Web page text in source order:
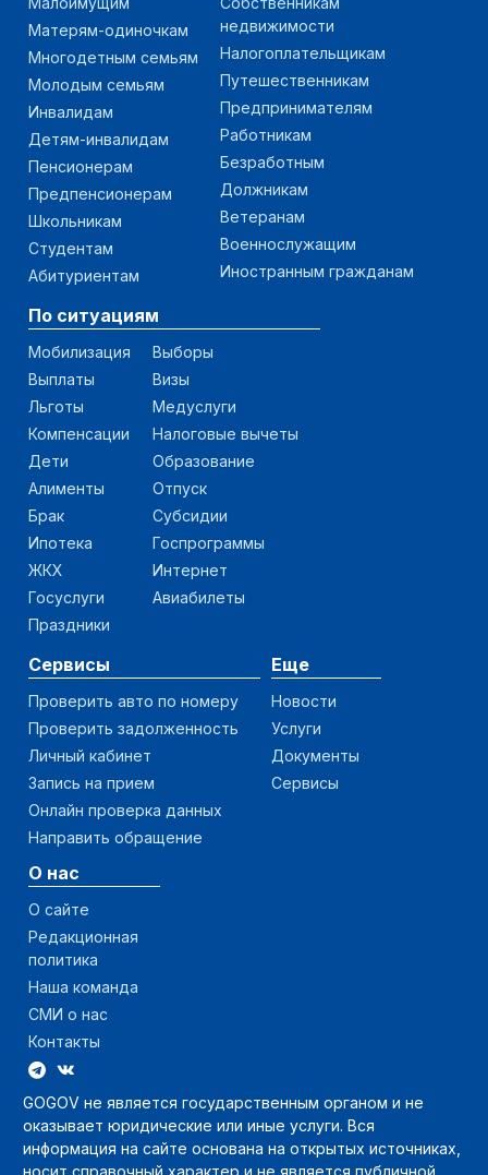
Матерям-одиночкам
Многодетным семьям
Молодым семьям
Инвалидам
Детям-инвалидам
Пенсионерам
Предпенсионерам
Школьникам
Студентам
Абитуриентам
недвижимости
Налогоплательщикам
Путешественникам
Предпринимателям
Работникам
Безработным
Должникам
Ветеранам
Военнослужащим
Иностранным гражданам
По ситуациям
Мобилизация
Выплаты
Льготы
Компенсации
Дети
Алименты
Брак
Ипотека
ЖКХ
Госуслуги
Праздники
Выборы
Визы
Медуслуги
Налоговые вычеты
Образование
Отпуск
Субсидии
Госпрограммы
Интернет
Авиабилеты
Сервисы
Проверить авто по номеру
Проверить задолженность
Личный кабинет
Запись на прием
Онлайн проверка данных
Направить обращение
Еще
Новости
Услуги
Документы
Сервисы
О нас
О сайте
Редакционная
политика
Наша команда
СМИ о нас
Контакты
GOGOV не является государственным органом и не
оказывает юридические или иные услуги. Вся
информация на сайте основана на открытых источниках,
носит справочный характер и не является публичной